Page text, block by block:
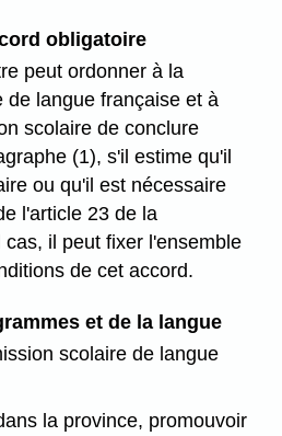
obligatoire
peut ordonner à la
de langue française et à
scolaire de conclure
(1), s'il estime qu'il
ou qu'il est nécessaire
l'article 23 de la
il peut fixer l'ensemble
de cet accord.
et de la langue
scolaire de langue
la province, promouvoir